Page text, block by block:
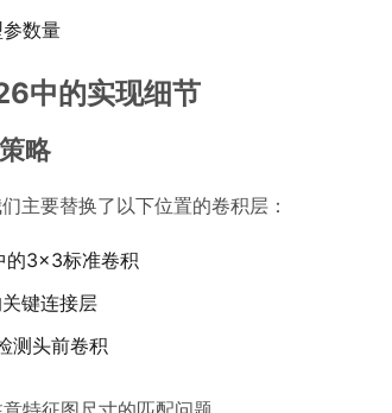
数量
中的实现细节
略
主要替换了以下位置的卷积层：
的3×3标准卷积
键连接层
测头前卷积